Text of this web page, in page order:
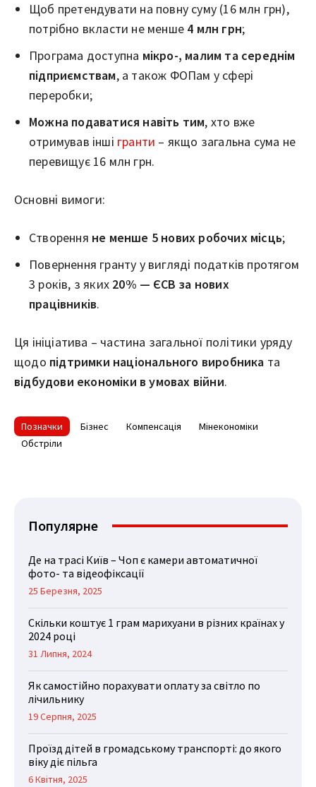
Щоб претендувати на повну суму (16 млн грн),
потрібно вкласти не менше 4 млн грн;
Програма доступна мікро-, малим та середнім
підприємствам, а також ФОПам у сфері
переробки;
Можна подаватися навіть тим, хто вже
отримував інші гранти – якщо загальна сума не
перевищує 16 млн грн.
Основні вимоги:
Створення не менше 5 нових робочих місць;
Повернення гранту у вигляді податків протягом
3 років, з яких 20% — ЄСВ за нових
працівників.
Ця ініціатива – частина загальної політики уряду
щодо підтримки національного виробника та
відбудови економіки в умовах війни.
Позначки Бізнес Компенсація
Мінекономіки
Обстріли
Популярне
Де на трасі Київ – Чоп є камери автоматичної
фото- та відеофіксації
25 Березня, 2025
Скільки коштує 1 грам марихуани в різних країнах у
2024 році
31 Липня, 2024
Як самостійно порахувати оплату за світло по
лічильнику
19 Серпня, 2025
Проїзд дітей в громадському транспорті: до якого
віку діє пільга
6 Квітня, 2025